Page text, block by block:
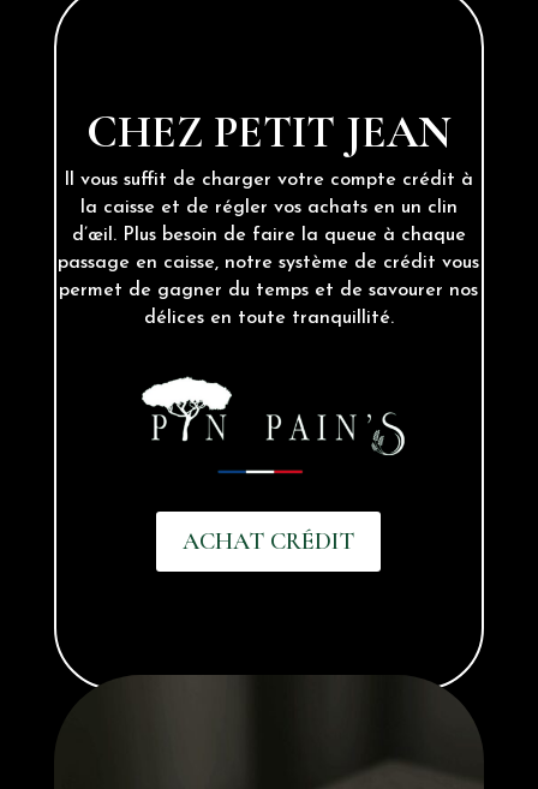
CHEZ PETIT JEAN
Il vous suffit de charger votre compte crédit à
la caisse et de régler vos achats en un clin
d’œil. Plus besoin de faire la queue à chaque
passage en caisse, notre système de crédit vous
permet de gagner du temps et de savourer nos
délices en toute tranquillité.
ACHAT CRÉDIT